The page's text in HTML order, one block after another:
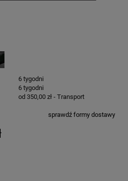
6 tygodni
6 tygodni
od 350,00 zł - Transport
kosztów płatnościsprawdź formy dostawy